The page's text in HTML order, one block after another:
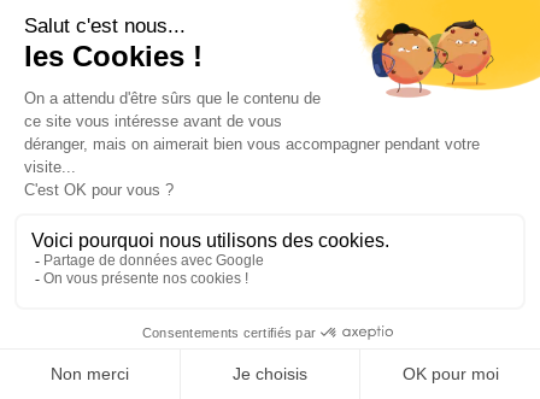
problème (réduction de 80% des tickets clients
liés aux pannes), temps de résolution divisé
par 3 grâce au contexte immédiatement
disponible, amélioration de la satisfaction
client par anticipation des incidents.
Cas pratique #4 :
Synchroniser les
campagnes de